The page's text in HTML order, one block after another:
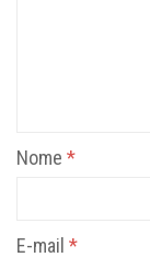
Nome *
E-mail *